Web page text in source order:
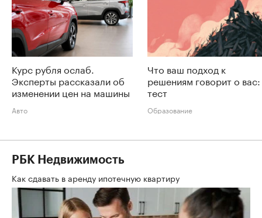
Курс рубля ослаб.
Эксперты рассказали об
изменении цен на машины
Авто
Что ваш подход к
решениям говорит о вас:
тест
Образование
РБК Недвижимость
Как сдавать в аренду ипотечную квартиру